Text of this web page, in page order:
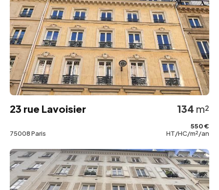
23 rue Lavoisier
75008 Paris
134 m²
550 €
HT/HC/m²/an